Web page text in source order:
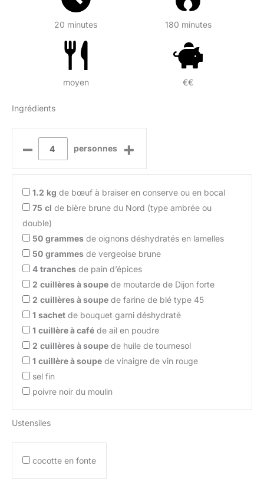
20 minutes 180 minutes
moyen €€
Ingrédients
– personnes +
1.2 kg de bœuf à braiser en conserve ou en bocal
75 cl de bière brune du Nord (type ambrée ou
double)
50 grammes de oignons déshydratés en lamelles
50 grammes de vergeoise brune
4 tranches de pain d’épices
2 cuillères à soupe de moutarde de Dijon forte
2 cuillères à soupe de farine de blé type 45
1 sachet de bouquet garni déshydraté
1 cuillère à café de ail en poudre
2 cuillères à soupe de huile de tournesol
1 cuillère à soupe de vinaigre de vin rouge
sel fin
poivre noir du moulin
Ustensiles
cocotte en fonte